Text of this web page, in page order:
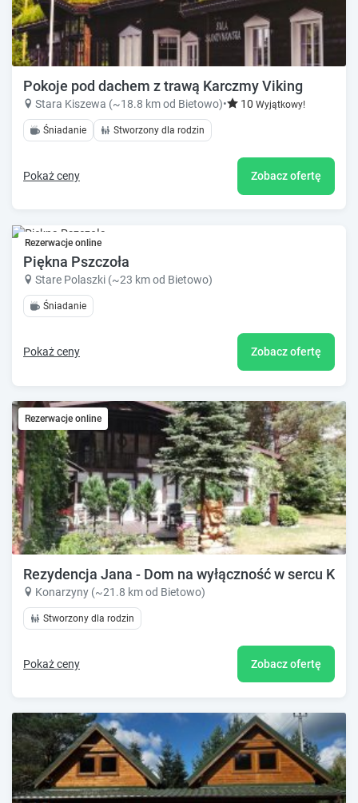
Pokoje pod dachem z trawą Karczmy Viking
Stara Kiszewa (~18.8 km od Bietowo)• 10 Wyjątkowy!
Śniadanie Stworzony dla rodzin
Pokaż ceny Zobacz ofertę
Rezerwacje online
Piękna Pszczoła
Stare Polaszki (~23 km od Bietowo)
Śniadanie
Pokaż ceny Zobacz ofertę
Rezerwacje online
Rezydencja Jana - Dom na wyłączność w sercu
Konarzyny (~21.8 km od Bietowo)
Stworzony dla rodzin
Pokaż ceny Zobacz ofertę